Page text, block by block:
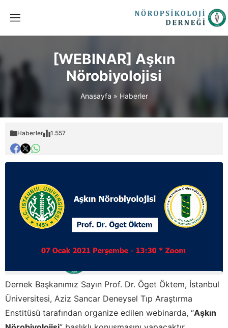
[WEBINAR] Aşkın
Nörobiyolojisi
Anasayfa » Haberler
Haberler 1.557
Dernek Başkanımız Sayın Prof. Dr. Öget Öktem, İstanbul
Üniversitesi, Aziz Sancar Deneysel Tıp Araştırma
Enstitüsü tarafından organize edilen webinarda, “Aşkın